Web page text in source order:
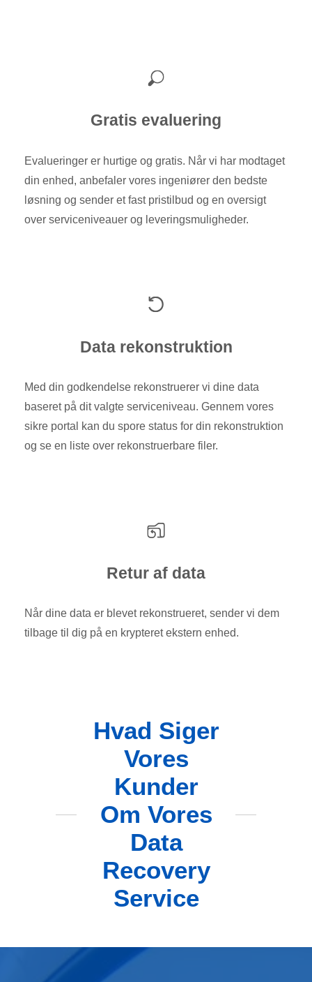
Gratis evaluering
Evalueringer er hurtige og gratis. Når vi har modtaget
din enhed, anbefaler vores ingeniører den bedste
løsning og sender et fast pristilbud og en oversigt
over serviceniveauer og leveringsmuligheder.
Data rekonstruktion
Med din godkendelse rekonstruerer vi dine data
baseret på dit valgte serviceniveau. Gennem vores
sikre portal kan du spore status for din rekonstruktion
og se en liste over rekonstruerbare filer.
Retur af data
Når dine data er blevet rekonstrueret, sender vi dem
tilbage til dig på en krypteret ekstern enhed.
Hvad Siger
Vores
Kunder
Om Vores
Data
Recovery
Service